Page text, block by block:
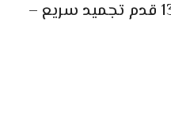
فريزر أرضي جنرال سوبريم 13.4 قدم تجميد سريع –